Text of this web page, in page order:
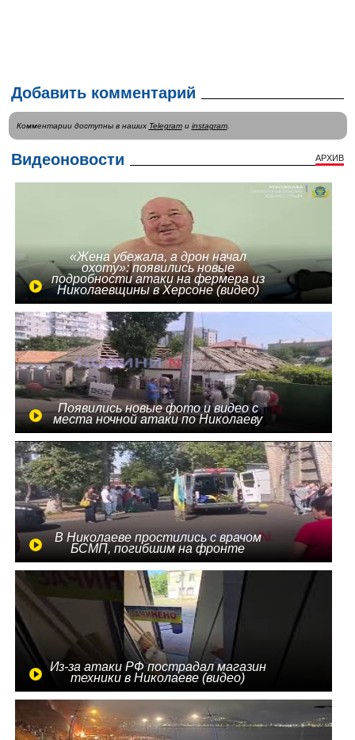
Добавить комментарий
Комментарии доступны в наших Telegramи instagram.
Видеоновости АРХИВ
«Жена убежала, а дрон начал
охоту»: появились новые
подробности атаки на фермера из
Николаевщины в Херсоне (видео)
Появились новые фото и видео с
места ночной атаки по Николаеву
В Николаеве простились с врачом
БСМП, погибшим на фронте
Из-за атаки РФ пострадал магазин
техники в Николаеве (видео)